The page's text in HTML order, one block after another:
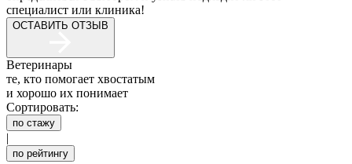
специалист или клиника!
ОСТАВИТЬ ОТЗЫВ
Ветеринары
те, кто помогает хвостатым
и хорошо их понимает
Сортировать:
по стажу
|
по рейтингу